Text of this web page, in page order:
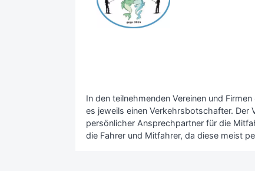
In den teilnehmenden Vereinen und
es jeweils einen Verkehrsbotschafter.
persönlicher Ansprechpartner für die
die Fahrer und Mitfahrer, da diese meist